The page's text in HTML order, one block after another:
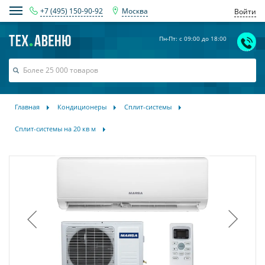
+7 (495) 150-90-92 Москва Войти
Пн-Пт: с 09:00 до 18:00
Главная Кондиционеры Сплит-системы
Сплит-системы на 20 кв м